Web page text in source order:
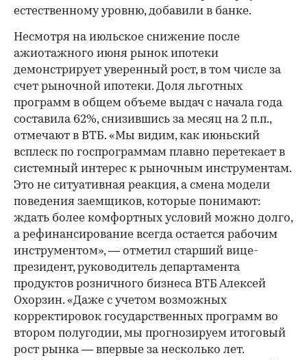
естественному уровню, добавили в банке.
Несмотря на июльское снижение после
ажиотажного июня рынок ипотеки
демонстрирует уверенный рост, в том числе за
счет рыночной ипотеки. Доля льготных
программ в общем объеме выдач с начала года
составила 62%, снизившись за месяц на 2 п.п.,
отмечают в ВТБ. «Мы видим, как июньский
всплеск по госпрограммам плавно перетекает в
системный интерес к рыночным инструментам.
Это не ситуативная реакция, а смена модели
поведения заемщиков, которые понимают:
ждать более комфортных условий можно долго,
а рефинансирование всегда остается рабочим
инструментом», — отметил старший вице-
президент, руководитель департамента
продуктов розничного бизнеса ВТБ Алексей
Охорзин. «Даже с учетом возможных
корректировок государственных программ во
втором полугодии, мы прогнозируем итоговый
рост рынка — впервые за несколько лет.